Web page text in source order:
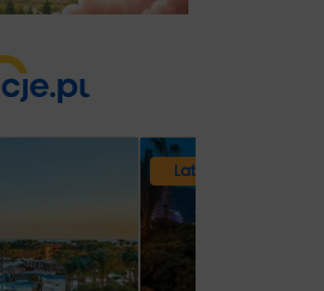
Lato 2026